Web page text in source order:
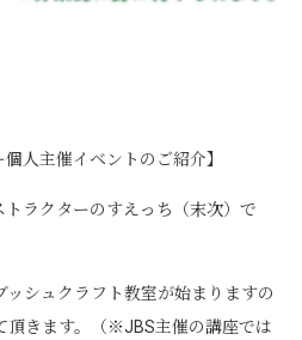
人主催イベントのご紹介】
ラクターのすえっち（末次）で
シュクラフト教室が始まりますの
頂きます。（※JBS主催の講座では